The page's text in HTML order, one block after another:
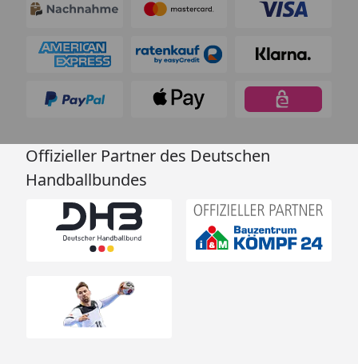
Offizieller Partner des Deutschen
Handballbundes